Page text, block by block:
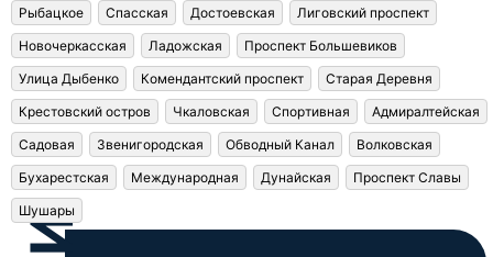
Рыбацкое
Спасская Достоевская
Лиговский проспект
Новочеркасская
Ладожская
Проспект Большевиков
Улица Дыбенко
Комендантский проспект
Старая Деревня
Крестовский остров
Чкаловская Спортивная
Адмиралтейская
Садовая
Звенигородская Обводный Канал
Волковская
Бухарестская
Международная Дунайская
Проспект Славы
Шушары